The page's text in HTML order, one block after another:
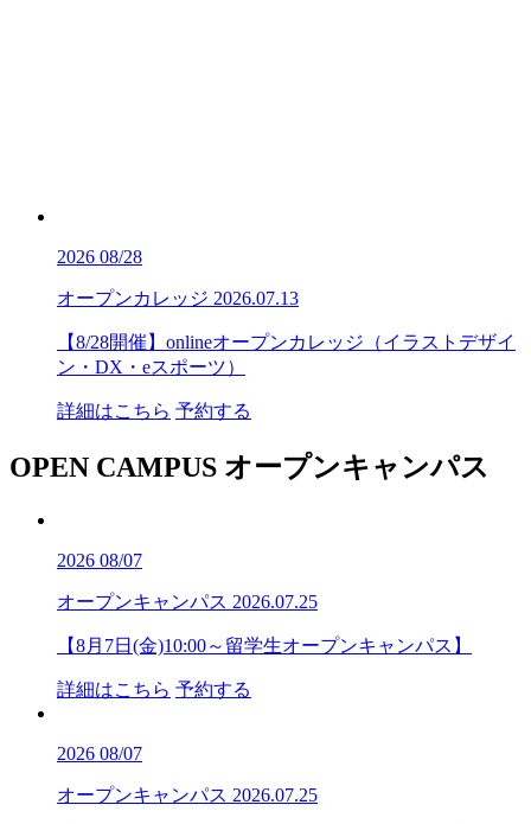
2026 08/28
オープンカレッジ 2026.07.13
【8/28開催】onlineオープンカレッジ（イラストデザイ
ン・DX・eスポーツ）
詳細はこちら 予約する
OPEN CAMPUS オープンキャンパス
2026 08/07
オープンキャンパス 2026.07.25
【8月7日(金)10:00～留学生オープンキャンパス】
詳細はこちら 予約する
2026 08/07
オープンキャンパス 2026.07.25